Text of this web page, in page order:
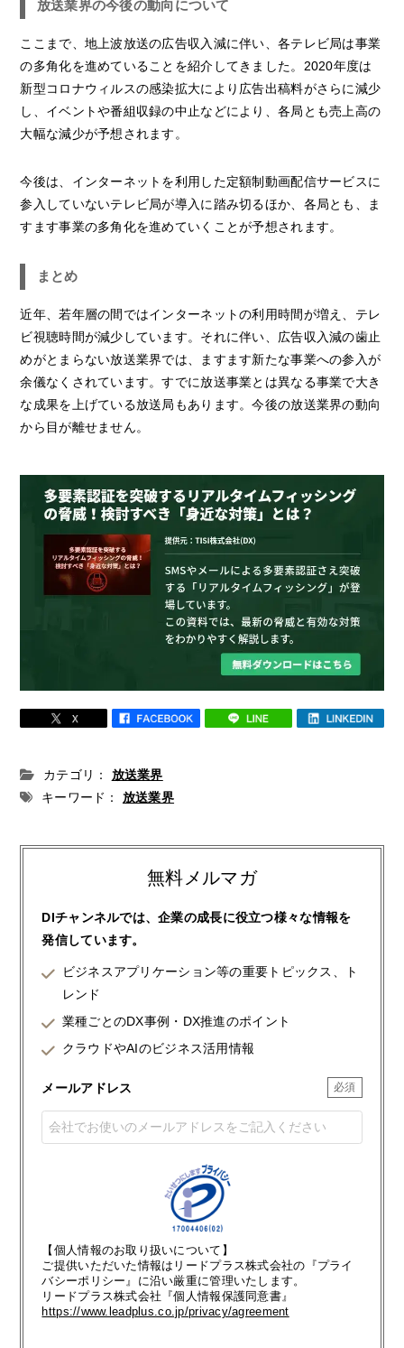
放送業界の今後の動向について
ここまで、地上波放送の広告収入減に伴い、各テレビ局は事業
の多角化を進めていることを紹介してきました。2020年度は
新型コロナウィルスの感染拡大により広告出稿料がさらに減少
し、イベントや番組収録の中止などにより、各局とも売上高の
大幅な減少が予想されます。
今後は、インターネットを利用した定額制動画配信サービスに
参入していないテレビ局が導入に踏み切るほか、各局とも、ま
すます事業の多角化を進めていくことが予想されます。
まとめ
近年、若年層の間ではインターネットの利用時間が増え、テレ
ビ視聴時間が減少しています。それに伴い、広告収入減の歯止
めがとまらない放送業界では、ますます新たな事業への参入が
余儀なくされています。すでに放送事業とは異なる事業で大き
な成果を上げている放送局もあります。今後の放送業界の動向
から目が離せません。
カテゴリ：
放送業界
キーワード：
放送業界
無料メルマガ
DIチャンネルでは、企業の成長に役立つ様々な情報を
発信しています。
ビジネスアプリケーション等の重要トピックス、ト
レンド
業種ごとのDX事例・DX推進のポイント
クラウドやAIのビジネス活用情報
メールアドレス
【個人情報のお取り扱いについて】
ご提供いただいた情報はリードプラス株式会社の『プライ
バシーポリシー』に沿い厳重に管理いたします。
リードプラス株式会社『個人情報保護同意書』
https://www.leadplus.co.jp/privacy/agreement